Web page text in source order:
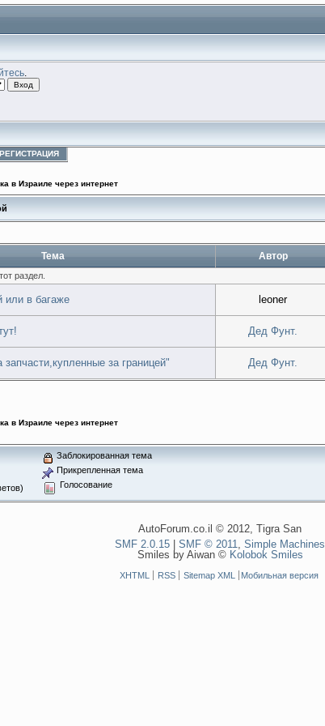
РЕГИСТРАЦИЯ
в Израиле через интернет
Тема
Автор
раздел.
или в багаже leoner
Дед Фунт.
за границей" Дед Фунт.
в Израиле через интернет
Заблокированная тема
Прикрепленная тема
Голосование
AutoForum.co.il © 2012, Tigra San
SMF 2.0.15
SMF © 2011, Simple Machines
Smiles by Aiwan © Kolobok Smiles
XHTML RSS Sitemap XML Мобильная версия